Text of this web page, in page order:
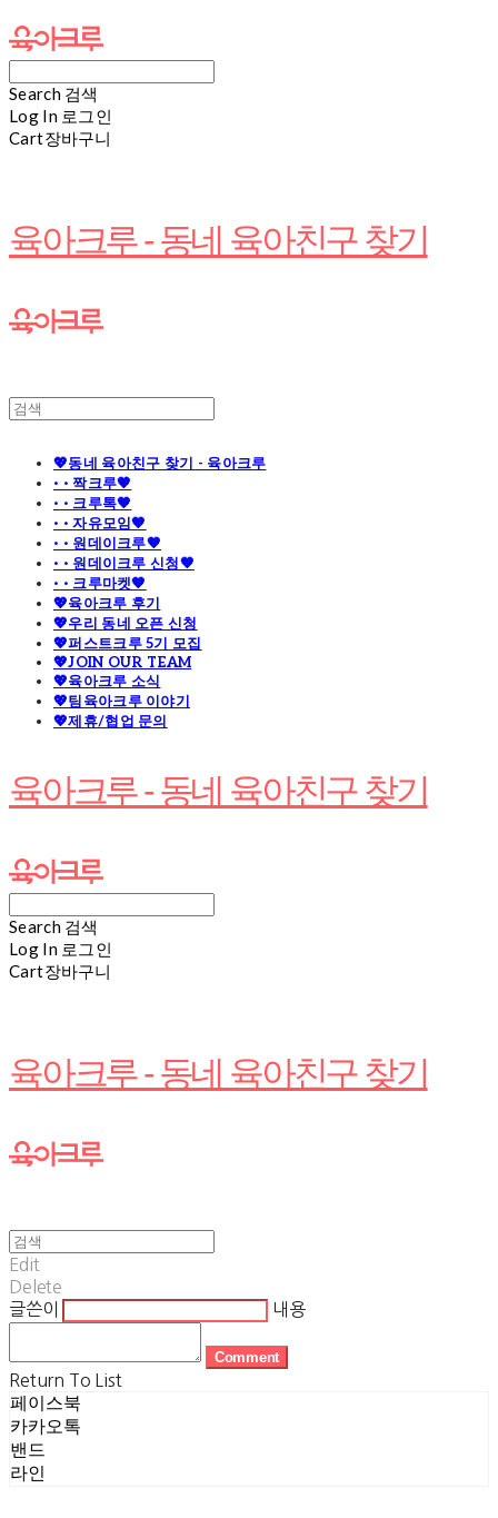
Search 검색
Log In 로그인
Cart장바구니
육아크루 - 동네 육아친구 찾기
💖동네 육아친구 찾기 - 육아크루
· · 짝크루🧡
· · 크루톡🧡
· · 자유모임🧡
· · 원데이크루🧡
· · 원데이크루 신청🧡
· · 크루마켓🧡
💖육아크루 후기
💖우리 동네 오픈 신청
💖퍼스트크루 5기 모집
💖JOIN OUR TEAM
💖육아크루 소식
💖팀육아크루 이야기
💖제휴/협업 문의
육아크루 - 동네 육아친구 찾기
Search 검색
Log In 로그인
Cart장바구니
육아크루 - 동네 육아친구 찾기
Edit
Delete
글쓴이
내용
Comment
Return To List
페이스북
카카오톡
밴드
라인